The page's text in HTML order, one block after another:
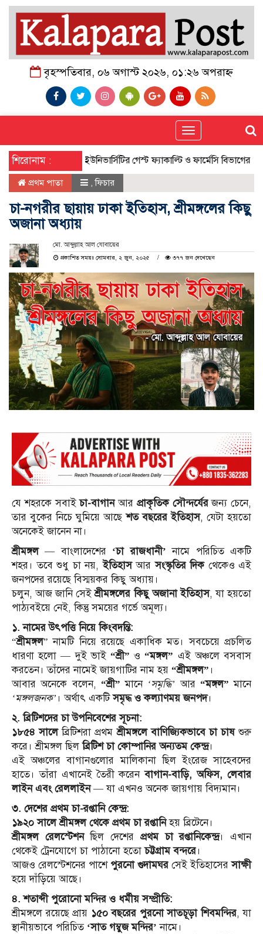
বৃহস্পতিবার, ০৬ অগাস্ট ২০২৬, ০১:২৬ অপরাহ্ন
Toggle
navigation
শিরোনাম :সিটি ইউনিভার্সিটির গেস্ট ফ্যাকাল্টি ও ফার্মেসি বিভাগের
প্রথম পাতা ,ফিচার
চা-নগরীর ছায়ায় ঢাকা ইতিহাস, শ্রীমঙ্গলের কিছু
অজানা অধ্যায়
মো. আব্দুল্লাহ আল যোবায়ের
প্রকাশিত সময়ঃ সোমবার, ২ জুন, ২০২৫
৩৭৭ জন দেখেছেন
যে শহরকে সবাইচা-বাগানআর প্রাকৃতিক সৌন্দর্যেরজন্য চেনে,
তার বুকের নিচে ঘুমিয়ে আছেশত বছরের ইতিহাস, যেটা হয়তো
অনেকেই জানেন না।
শ্রীমঙ্গল— বাংলাদেশের ‘চা রাজধানী’ নামে পরিচিত একটি
শহর। তবে শুধু চা নয়,ইতিহাসআরসংস্কৃতির দিকথেকেও এই
জনপদের রয়েছে বিস্ময়কর কিছু অধ্যায়।
চলুন, আজ জানি সেইশ্রীমঙ্গলের কিছু অজানা ইতিহাস, যা হয়তো
পাঠ্যবইয়ে নেই, কিন্তু সময়ের গর্ভে অমূল্য।
১. নামের উৎপত্তি নিয়ে কিংবদন্তি:
“শ্রীমঙ্গল” নামটি নিয়ে রয়েছে একাধিক মত। সবচেয়ে প্রচলিত
ধারণা হলো — দুই ভাই “শ্রী” ও“মঙ্গল” এই অঞ্চলে বসবাস
করতেন। তাঁদের নামেই জায়গাটির নাম হয় “শ্রীমঙ্গল” ।
আবার অনেকে বলেন, “শ্রী” মানে ‘সমৃদ্ধি’ আর “মঙ্গল” মানে
‘মঙ্গলজনক’ । অর্থাৎ একটিসমৃদ্ধ ও কল্যাণময় জনপদ।
২. ব্রিটিশদের চা উপনিবেশের সূচনা:
১৮৫৪ সালেব্রিটিশরা প্রথমশ্রীমঙ্গলে বাণিজ্যিকভাবে চা চাষশুরু
করে। শ্রীমঙ্গল ছিলব্রিটিশ চা কোম্পানির অন্যতম কেন্দ্র।
এই অঞ্চলের বাগানগুলোর মালিকানা ছিল ইংরেজ সাহেবদের
হাতে। তাঁরা এখানেই তৈরী করেনবাগান-বাড়ি, অফিস, লেবার
লাইন এবং রেললাইন— যা এখনও অনেক জায়গায় বিদ্যমান।
৩. দেশের প্রথম চা-রপ্তানি কেন্দ্র:
১৯২০ সালে শ্রীমঙ্গল থেকে প্রথম চা রপ্তানিহয় ব্রিটেনে।
শ্রীমঙ্গল রেলস্টেশনছিল দেশের প্রথম চা রপ্তানিকেন্দ্র। এখান
থেকেই ট্রেনযোগে চা পাঠানো হতোচট্টগ্রাম বন্দরে।
আজও রেলস্টেশনের পাশে পুরনো গুদামঘরসেই ইতিহাসেরসাক্ষী
হয়ে দাঁড়িয়ে আছে।
৪. শতাব্দী পুরোনো মন্দির ও ধর্মীয় সম্প্রীতি:
শ্রীমঙ্গলে রয়েছে প্রায় ১৫০ বছরের পুরনো সাতচূড়া শিবমন্দির, যা
স্থানীয়ভাবে পরিচিত ‘সাত গম্বুজ মন্দির’ নামে।